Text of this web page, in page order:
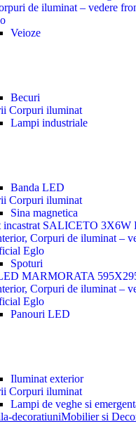
Veioze
Becuri
Lampi industriale
Banda LED
Sina magnetica
Spoturi
Panouri LED
Iluminat exterior
Lampi de veghe si
Mobilier si